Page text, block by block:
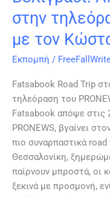
στην
με τον
Εκπομπή /
Fatsabook Road Trip
τηλεόραση του
Fatsabook απόψε στις
PRONEWS, βγαίνει
πιο συναρπαστικά
Θεσσαλονίκη,
παίρνουν μπροστά, οι
ξεκινά με προσμονή,
Μάντζιο